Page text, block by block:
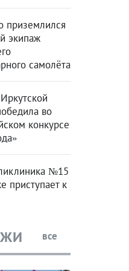
приземлился
экипаж
самолёта
во
конкурсе
№15
приступает к
все